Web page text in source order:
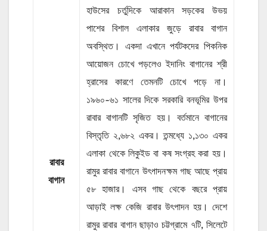
রাবার
বাগান
হাউসের চর্তুদিকে আরাকান সড়কের উভয়
পাশের বিশাল এলাকার জুড়ে রাবার বাগান
অবস্থিত। একদা এখানে পর্যটকদের পিকনিক
আয়োজন চোখে পড়লেও ইদানিং বাগানের শ্রী
হ্রাসের কারণে তেমনটি চোখে পড়ে না।
১৯৬০-৬১ সালের দিকে সরকারি বনভূমির উপর
রাবার বাগানটি সৃজিত হয়। বর্তমানে বাগানের
বিস্তৃতি ২,৬৮২ একর। তন্মধ্যে ১,১৩০ একর
এলাকা থেকে লিকুইড বা কষ সংগ্রহ করা হয়।
রামুর রাবার বাগানে উৎপাদনক্ষম গাছ আছে প্রায়
৫৮ হাজার। এসব গাছ থেকে বছরে প্রায়
আড়াই লক্ষ কেজি রাবার উৎপাদন হয়। দেশে
রামুর রাবার বাগান ছাড়াও চট্টগ্রামে ৭টি, সিলেটে